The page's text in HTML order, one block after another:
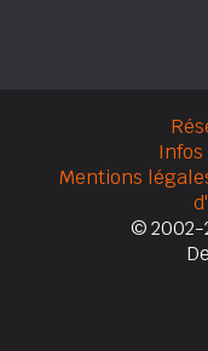
Mentions
© 2002-